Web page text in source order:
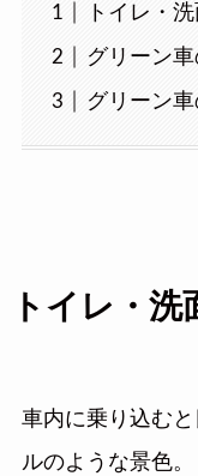
トイレ・
グリーン
グリーン
トイレ・
車内に乗り込む
ルのような景色。